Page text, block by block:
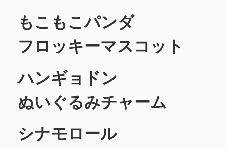
もこもこパンダ
フロッキーマスコット
ハンギョドン
ぬいぐるみチャーム
シナモロール